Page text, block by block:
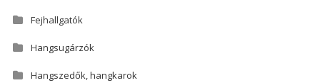
Fejhallgatók
Hangsugárzók
Hangszedők, hangkarok